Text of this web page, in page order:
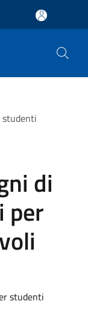
studenti
di
per
studenti